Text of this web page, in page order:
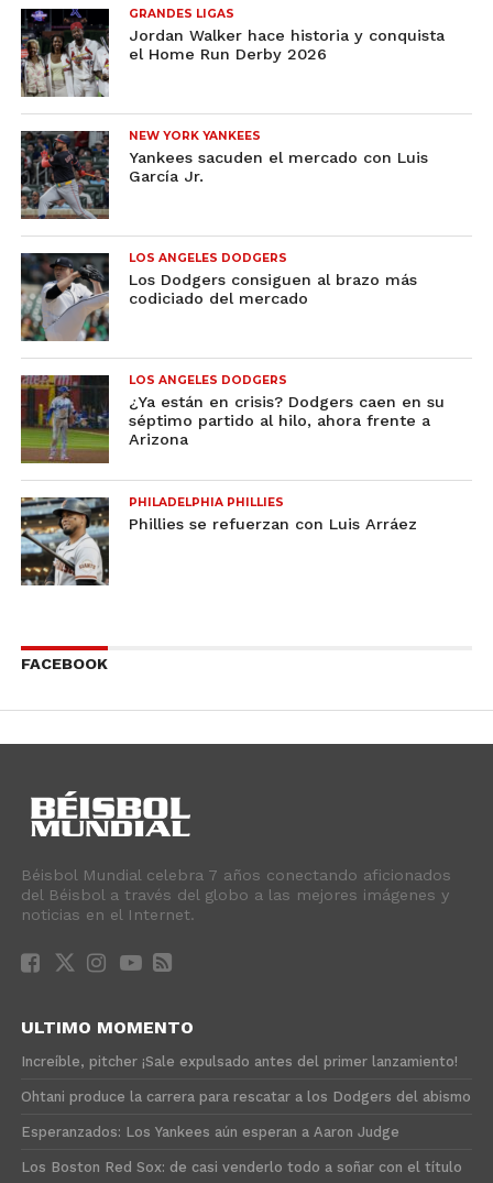
GRANDES LIGAS
Jordan Walker hace historia y conquista
el Home Run Derby 2026
NEW YORK YANKEES
Yankees sacuden el mercado con Luis
García Jr.
LOS ANGELES DODGERS
Los Dodgers consiguen al brazo más
codiciado del mercado
LOS ANGELES DODGERS
¿Ya están en crisis? Dodgers caen en su
séptimo partido al hilo, ahora frente a
Arizona
PHILADELPHIA PHILLIES
Phillies se refuerzan con Luis Arráez
FACEBOOK
Béisbol Mundial celebra 7 años conectando aficionados
del Béisbol a través del globo a las mejores imágenes y
noticias en el Internet.
ULTIMO MOMENTO
Increíble, pitcher ¡Sale expulsado antes del primer lanzamiento!
Ohtani produce la carrera para rescatar a los Dodgers del abismo
Esperanzados: Los Yankees aún esperan a Aaron Judge
Los Boston Red Sox: de casi venderlo todo a soñar con el título